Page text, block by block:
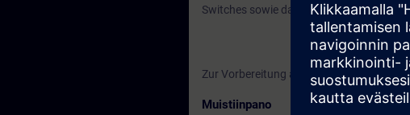
Switches sowie das OSI-Referenzmodell
Zur Vorbereitung auf das Training
Muistiinpano